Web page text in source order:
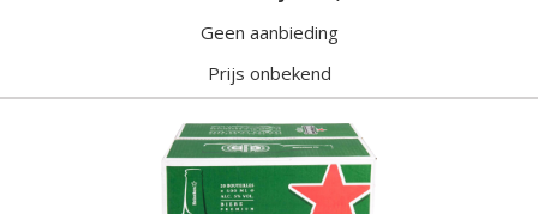
Geen aanbieding
Prijs onbekend